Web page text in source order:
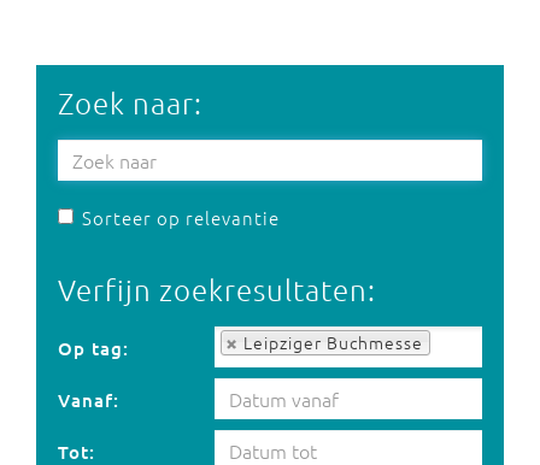
Zoek naar:
Sorteer op relevantie
Verfijn zoekresultaten:
Op tag: Leipziger Buchmesse
Op tag:
Vanaf:
Tot: